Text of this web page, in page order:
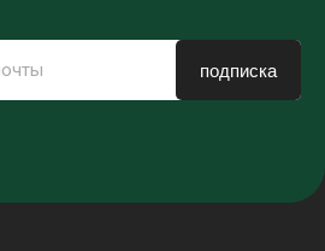
подписка